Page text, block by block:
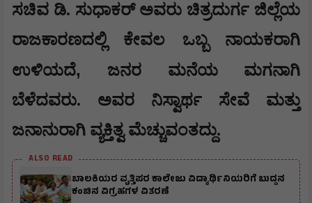
ಸಚಿವ ಡಿ. ಸುಧಾಕರ್ ಅವರು ಚಿತ್ರದುರ್ಗ ಜಿಲ್ಲೆಯ
ರಾಜಕಾರಣದಲ್ಲಿ ಕೇವಲ ಒಬ್ಬ ನಾಯಕರಾಗಿ
ಉಳಿಯದೆ, ಜನರ ಮನೆಯ ಮಗನಾಗಿ
ಬೆಳೆದವರು. ಅವರ ನಿಸ್ವಾರ್ಥ ಸೇವೆ ಮತ್ತು
ಜನಾನುರಾಗಿ ವ್ಯಕ್ತಿತ್ವ ಮೆಚ್ಚುವಂತದ್ದು.
ALSO READ
ಬಾಲಕಿಯರ ವೃತ್ತಿಪರ ಕಾಲೇಜು ವಿದ್ಯಾರ್ಥಿನಿಯರಿಗೆ ಬುದ್ದನ
ಕಂಚಿನ ವಿಗ್ರಹಗಳ ವಿತರಣೆ